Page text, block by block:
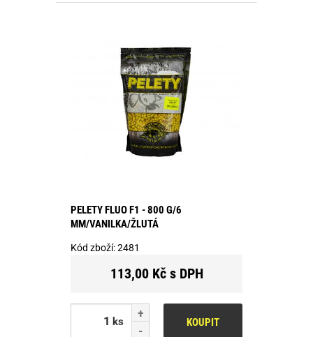
PELETY FLUO F1 - 800 G/6
MM/VANILKA/ŽLUTÁ
Kód zboží:2481
113,00 Kč s DPH
ks KOUPIT